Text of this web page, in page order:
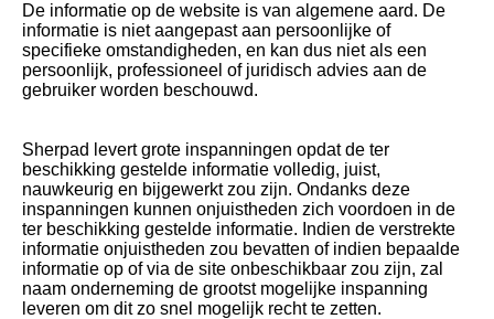
De informatie op de website is van algemene aard. De
informatie is niet aangepast aan persoonlijke of
specifieke omstandigheden, en kan dus niet als een
persoonlijk, professioneel of juridisch advies aan de
gebruiker worden beschouwd.
Sherpad levert grote inspanningen opdat de ter
beschikking gestelde informatie volledig, juist,
nauwkeurig en bijgewerkt zou zijn. Ondanks deze
inspanningen kunnen onjuistheden zich voordoen in de
ter beschikking gestelde informatie. Indien de verstrekte
informatie onjuistheden zou bevatten of indien bepaalde
informatie op of via de site onbeschikbaar zou zijn, zal
naam onderneming de grootst mogelijke inspanning
leveren om dit zo snel mogelijk recht te zetten.